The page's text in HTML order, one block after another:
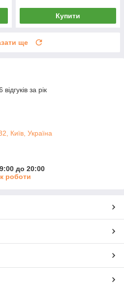
Купити
ще
за рік
Київ, Україна
до 20:00
роботи